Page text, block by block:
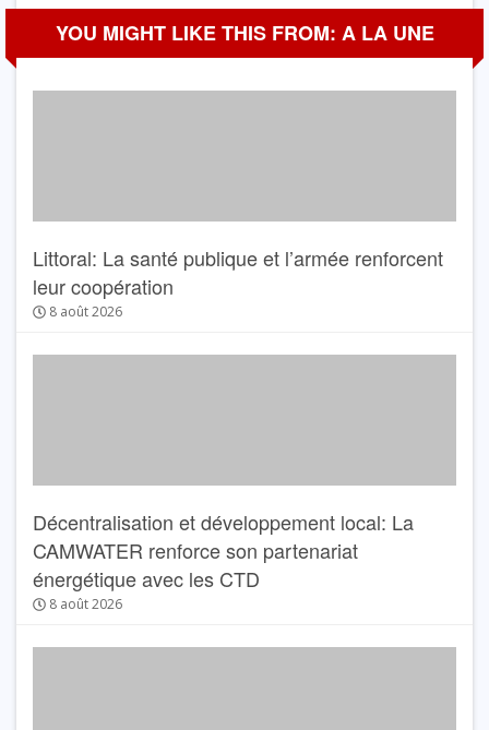
YOU MIGHT LIKE THIS FROM: A LA UNE
Littoral: La santé publique et l’armée renforcent
leur coopération
8 août 2026
Décentralisation et développement local: La
CAMWATER renforce son partenariat
énergétique avec les CTD
8 août 2026